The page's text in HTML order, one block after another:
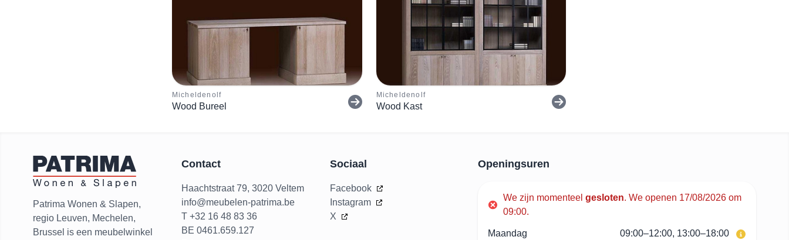
Micheldenolf
Wood Bureel
Micheldenolf
Wood Kast
Patrima Wonen & Slapen,
regio Leuven, Mechelen,
Brussel is een meubelwinkel
Contact
Haachtstraat 79, 3020 Veltem
info@meubelen-patrima.be
T +32 16 48 83 36
BE 0461.659.127
Sociaal
Facebook
Instagram
X
Openingsuren
We zijn momenteel gesloten. We openen 17/08/2026 om
09:00.
Maandag
09:00–12:00, 13:00–18:00